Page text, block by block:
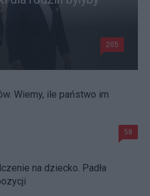
205
Wiemy, ile państwo im
58
na dziecko. Padła